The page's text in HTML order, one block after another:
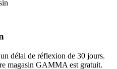
délai de réflexion de 30 jours.
magasin GAMMA est gratuit.